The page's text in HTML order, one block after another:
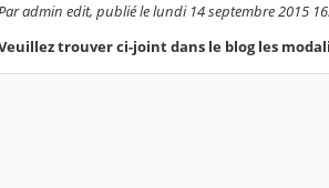
admin edit, publié le lundi 14 septembre 2015
trouver ci-joint dans le blog les